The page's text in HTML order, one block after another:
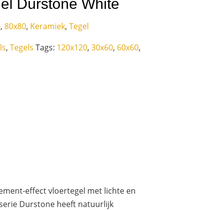
Durstone White
,80x80, Keramiek,Tegel
,Tegels Tags: 120x120,30x60, 60x60,
effect vloertegel met lichte en
Durstone heeft natuurlijk